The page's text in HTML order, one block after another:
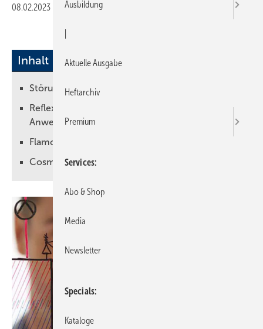
08.02.2023 Druckvorschau
Inhalt
Störungen des Heizbetriebs vermeiden
Reflex Pro: Drei Varianten für jeden
Anwendungsfall
Flamco: Fürs Büro und für unterwegs
Cosmo App: Für die mobile Nutzung
Ausbildung
Aktuelle Ausgabe
Heftarchiv
Premium
Services
Abo & Shop
Media
Newsletter
Specials
Kataloge